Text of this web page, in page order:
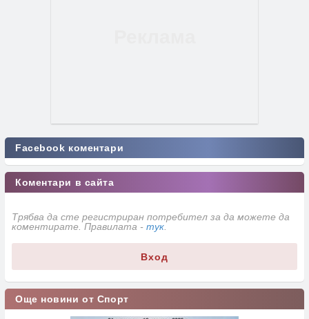
Facebook коментари
Коментари в сайта
Трябва да сте регистриран потребител за да можете да
коментирате. Правилата - тук
Вход
Още новини от Спорт